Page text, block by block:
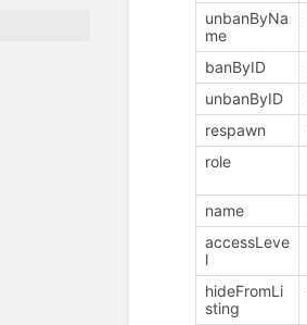
unbanByNa
me
banByID
unbanByID
respawn
role
name
accessLeve
l
hideFromLi
sting